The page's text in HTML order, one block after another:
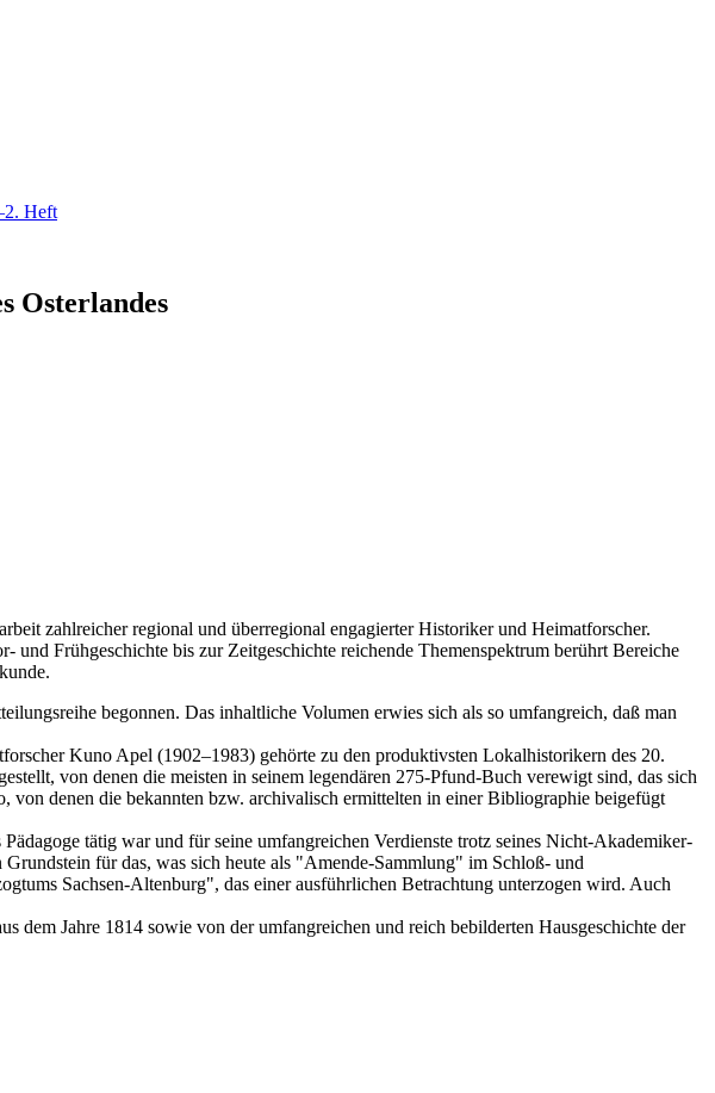
Osterlandes
zahlreicher regional und überregional engagierter Historiker und Heimatforscher.
Frühgeschichte bis zur Zeitgeschichte reichende Themenspektrum berührt Bereiche
begonnen. Das inhaltliche Volumen erwies sich als so umfangreich, daß man
Kuno Apel (1902–1983) gehörte zu den produktivsten Lokalhistorikern des 20.
von denen die meisten in seinem legendären 275-Pfund-Buch verewigt sind, das sich
denen die bekannten bzw. archivalisch ermittelten in einer Bibliographie beigefügt
tätig war und für seine umfangreichen Verdienste trotz seines Nicht-Akademiker-
für das, was sich heute als "Amende-Sammlung" im Schloß- und
Sachsen-Altenburg", das einer ausführlichen Betrachtung unterzogen wird. Auch
dem Jahre 1814 sowie von der umfangreichen und reich bebilderten Hausgeschichte der